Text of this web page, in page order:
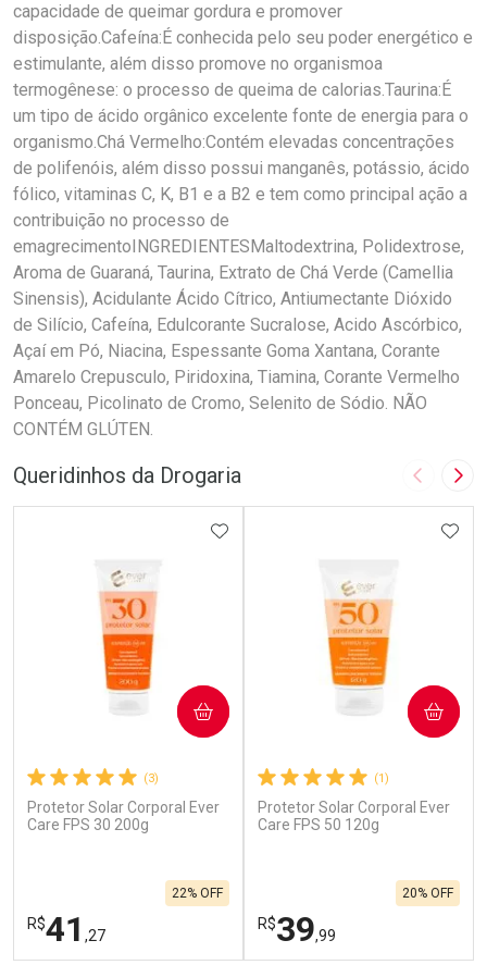
capacidade de queimar gordura e promover
disposição.Cafeína:É conhecida pelo seu poder energético e
estimulante, além disso promove no organismoa
termogênese: o processo de queima de calorias.Taurina:É
um tipo de ácido orgânico excelente fonte de energia para o
organismo.Chá Vermelho:Contém elevadas concentrações
de polifenóis, além disso possui manganês, potássio, ácido
fólico, vitaminas C, K, B1 e a B2 e tem como principal ação a
contribuição no processo de
emagrecimentoINGREDIENTESMaltodextrina, Polidextrose,
Aroma de Guaraná, Taurina, Extrato de Chá Verde (Camellia
Sinensis), Acidulante Ácido Cítrico, Antiumectante Dióxido
de Silício, Cafeína, Edulcorante Sucralose, Acido Ascórbico,
Açaí em Pó, Niacina, Espessante Goma Xantana, Corante
Amarelo Crepusculo, Piridoxina, Tiamina, Corante Vermelho
Ponceau, Picolinato de Cromo, Selenito de Sódio. NÃO
CONTÉM GLÚTEN.
Queridinhos da Drogaria Imagem
(3)
Protetor Solar Corporal Ever
Care FPS 30 200g
R$41 ,27
22% OFF
ADICIONAR AOS FAVORITOS
COMPRAR
(1)
Protetor Solar Corporal Ever
Care FPS 50 120g
R$39,99
20% OFF
COMPRAR